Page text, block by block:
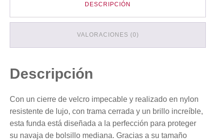
DESCRIPCIÓN
VALORACIONES (0)
Descripción
Con un cierre de velcro impecable y realizado en nylon
resistente de lujo, con trama cerrada y un brillo increíble,
esta funda está diseñada a la perfección para proteger
su navaja de bolsillo mediana. Gracias a su tamaño